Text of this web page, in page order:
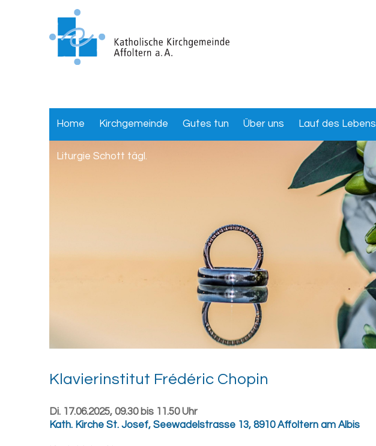
Home Kirchgemeinde Gutes tun Über uns Lauf des Lebens
Liturgie Schott tägl.
Kla­vier­in­sti­tut Frédéric Cho­pin
Di. 17.06.2025, 09.30 bis 11.50 Uhr
Kath. Kirche St. Josef, Seewadelstrasse 13, 8910 Affoltern am Albis